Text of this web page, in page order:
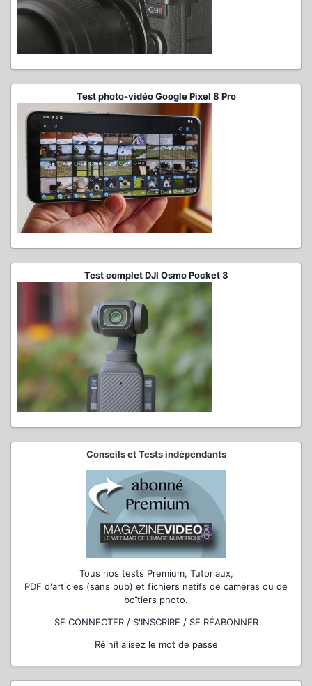
Test photo-vidéo Google Pixel 8 Pro
Test complet DJI Osmo Pocket 3
Conseils et Tests indépendants
Tous nos tests Premium, Tutoriaux,
PDF d'articles (sans pub) et fichiers natifs de caméras ou de
boîtiers photo.
SE CONNECTER / S'INSCRIRE / SE RÉABONNER
Réinitialisez le mot de passe